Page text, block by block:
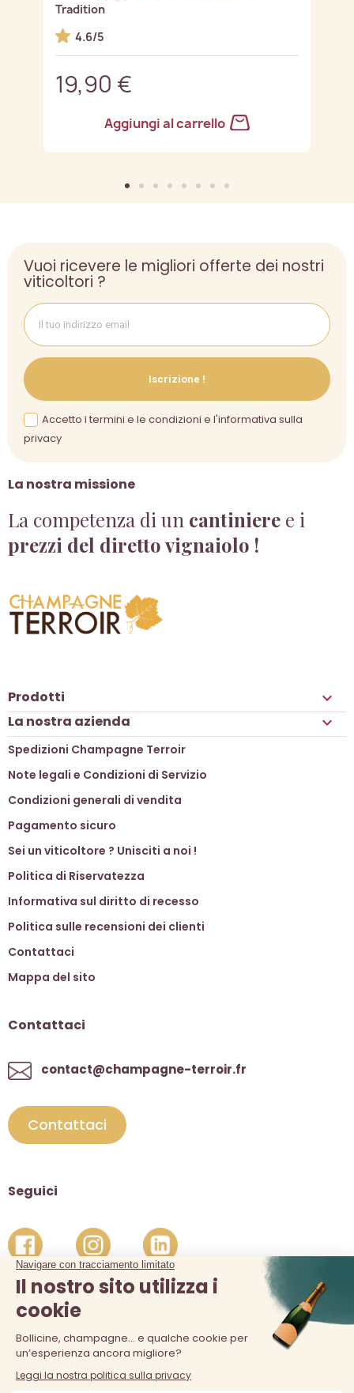
Tradition
4.6/5
19,90 €
Aggiungi al carrello
La nostra missione
La competenza di un cantiniere e i
prezzi del diretto vignaiolo !
Vuoi ricevere le migliori offerte dei nostri
viticoltori ?
Iscrizione !
Accetto i termini e le condizioni e l'informativa sulla
privacy
Prodotti 
La nostra azienda 
Spedizioni Champagne Terroir
Note legali e Condizioni di Servizio
Condizioni generali di vendita
Pagamento sicuro
Sei un viticoltore ? Unisciti a noi !
Politica di Riservatezza
Informativa sul diritto di recesso
Politica sulle recensioni dei clienti
Contattaci
Mappa del sito
Contattaci
contact@champagne-terroir.fr
Contattaci
Seguici